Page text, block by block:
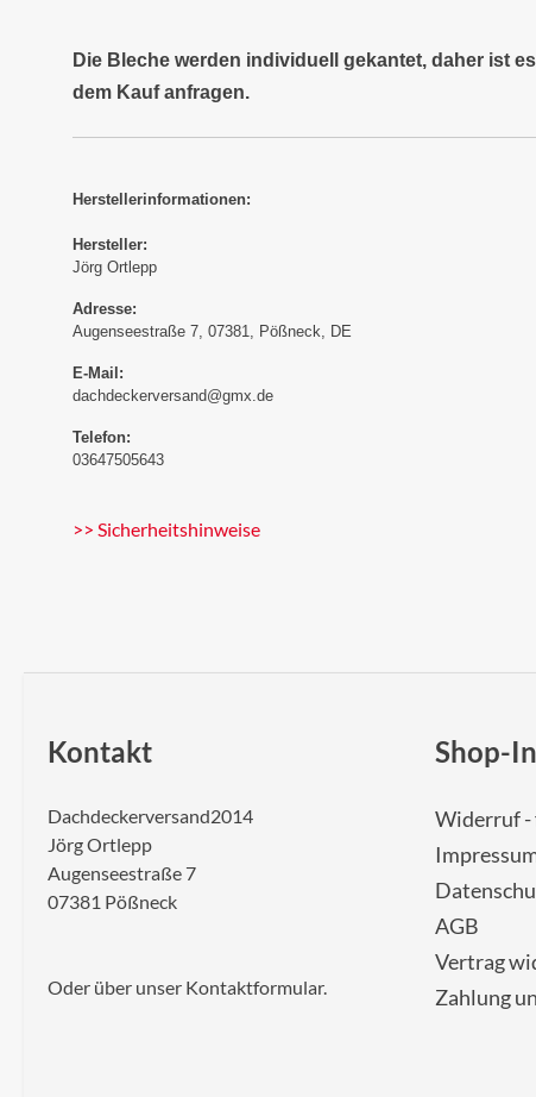
Die Bleche werden individuell gekantet, daher ist
dem Kauf anfragen.
Herstellerinformationen:
Hersteller:
Jörg Ortlepp
Adresse:
Augenseestraße 7, 07381, Pößneck, DE
E-Mail:
dachdeckerversand@gmx.de
Telefon:
03647505643
>> Sicherheitshinweise
Kontakt
Dachdeckerversand2014
Jörg Ortlepp
Augenseestraße 7
07381 Pößneck
Oder über unser Kontaktformular.
Shop-
Widerruf -
AGB
Vertrag
Zahlung